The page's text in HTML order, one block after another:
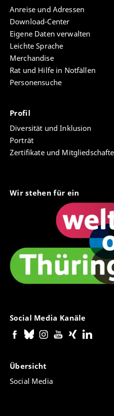
Anreise und Adressen
Download-Center
Eigene Daten verwalten
Leichte Sprache
Merchandise
Rat und Hilfe in Notfällen
Personensuche
Profil
Diversität und Inklusion
Porträt
Zertifikate und
Wir stehen für ein
Social Media Kanäle
Übersicht
Social Media